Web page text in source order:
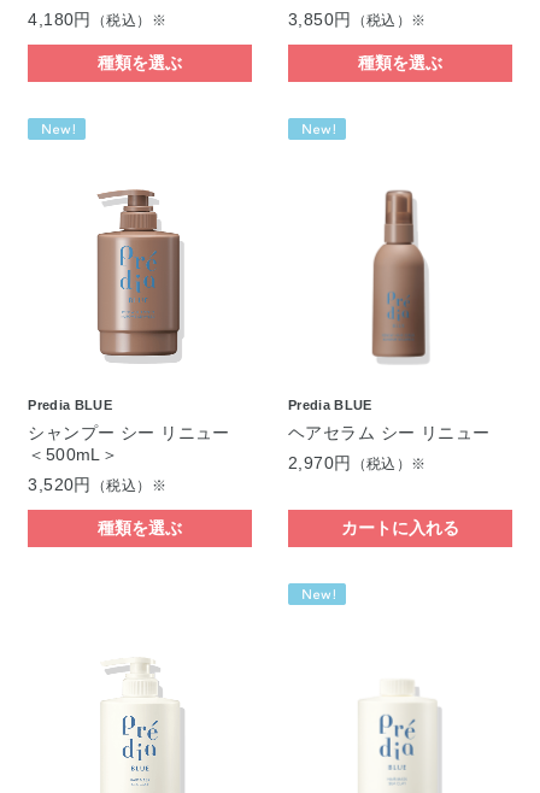
4,180円
（税込）※
種類を選ぶ
3,850円
（税込）※
種類を選ぶ
Predia BLUE
シャンプー シー リニュー
＜500mL＞
3,520円
（税込）※
種類を選ぶ
Predia BLUE
ヘアセラム シー リニュー
2,970円
（税込）※
カートに入れる